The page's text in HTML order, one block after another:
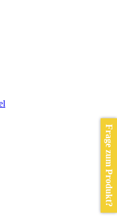
Frage zum Produkt?